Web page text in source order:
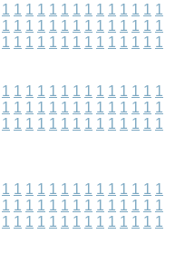
1 1 1 1 1 1 1 1 1 1 1 1 1 1
1 1 1 1 1 1 1 1 1 1 1 1 1 1
1 1 1 1 1 1 1 1 1 1 1 1 1 1
1 1 1 1 1 1 1 1 1 1 1 1 1 1
1 1 1 1 1 1 1 1 1 1 1 1 1 1
1 1 1 1 1 1 1 1 1 1 1 1 1 1
1 1 1 1 1 1 1 1 1 1 1 1 1 1
1 1 1 1 1 1 1 1 1 1 1 1 1 1
1 1 1 1 1 1 1 1 1 1 1 1 1 1